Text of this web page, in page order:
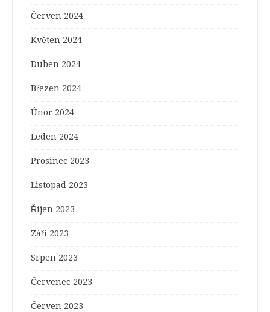
Červen 2024
Květen 2024
Duben 2024
Březen 2024
Únor 2024
Leden 2024
Prosinec 2023
Listopad 2023
Říjen 2023
Září 2023
Srpen 2023
Červenec 2023
Červen 2023